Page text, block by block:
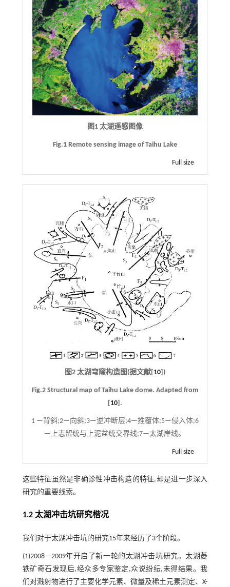
图1 太湖遥感图像
Fig.1 Remote sensing image of Taihu Lake
Full size
图2 太湖穹窿构造图(据文献[10])
Fig.2 Structural map of Taihu Lake dome. Adapted from
[10].
1 —背斜;2—向斜;3—逆冲断层;4—推覆体;5—侵入体;6
—上志留统与上泥盆统交界线;7—太湖岸线。
Full size
这些特征虽然是非确诊性冲击构造的特征,却是进一步深入
研究的重要线索。
1.2 太湖冲击坑研究楷况
我们对于太湖冲击坑的研究15年来经历了3个阶段。
(1)2008—2009年开启了新一轮的太湖冲击坑研究。太湖菱
铁矿奇石发现后,经众多专家鉴定,众说纷纭,未得结果。我
们对溅射物进行了主要化学元素、微量及稀土元素测定、X-